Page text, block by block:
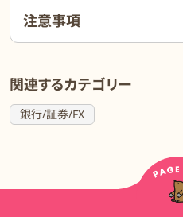
注意事項
関連するカテゴリー
銀行/証券/FX